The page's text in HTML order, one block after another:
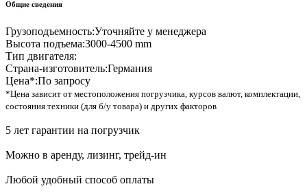
Общие сведения
Грузоподъемность:Уточняйте у менеджера
Высота подъема:3000-4500 mm
Тип двигателя:
Страна-изготовитель:Германия
Цена*:По запросу
*Цена зависит от местоположения погрузчика, курсов валют, комплектации,
состояния техники (для б/у товара) и других факторов
5 лет гарантии на погрузчик
Можно в аренду, лизинг, трейд-ин
Любой удобный способ оплаты